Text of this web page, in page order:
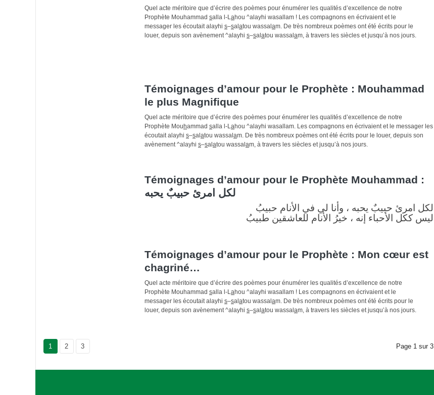
Quel acte méritoire que d’écrire des poèmes pour énumérer les qualités d’excellence de notre
Prophète Mouhammad salla l-L ahou ^alayhi wasallam ! Les compagnons en écrivaient et le
messager les écoutait alayhi s–salatou wassalam. De très nombreux poèmes ont été écrits pour le
louer, depuis son avènement ^alayhi s–salatou wassalam, à travers les siècles et jusqu’à nos jours.
Témoignages d’amour pour le Prophète : Mouhammad
le plus Magnifique
Quel acte méritoire que d’écrire des poèmes pour énumérer les qualités d’excellence de notre
Prophète Mouhammad salla l-L ahou ^alayhi wasallam. Les compagnons en écrivaient et le messager les
écoutait alayhi s–salatou wassalam. De très nombreux poèmes ont été écrits pour le louer, depuis son
avènement ^alayhi s–salatou wassalam, à travers les siècles et jusqu’à nos jours.
Témoignages d’amour pour le Prophète Mouhammad :
لكل امرئ حبيبٌ يحبه
لكل امرئ حبيبٌ يحبه ، وأنا لي في الأنام حبيبُ
ليس ككل الأحباء إنه ، خيرُ الأنام للعاشقين طبيبُ
Témoignages d’amour pour le Prophète : Mon cœur est
chagriné…
Quel acte méritoire que d’écrire des poèmes pour énumérer les qualités d’excellence de notre
Prophète Mouhammad salla l-L ahou ^alayhi wasallam ! Les compagnons en écrivaient et le
messager les écoutait alayhi s–salatou wassalam. De très nombreux poèmes ont été écrits pour le
louer, depuis son avènement ^alayhi s–salatou wassalam, à travers les siècles et jusqu’à nos jours.
Current Page
1 Page
2 Page
3 Page1 sur3